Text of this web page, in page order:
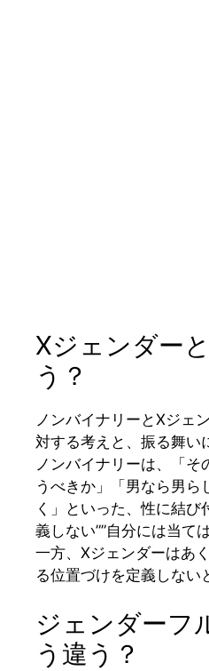
Xジェンダー
う？
ノンバイナリーとXジェ
対する考えと、振る舞い
ノンバイナリーは、「
うべきか」「男なら男ら
く」といった、性に結び
義しない””自分には当て
一方、Xジェンダーはあ
る位置づけを定義しない
ジェンダーフ
う違う？